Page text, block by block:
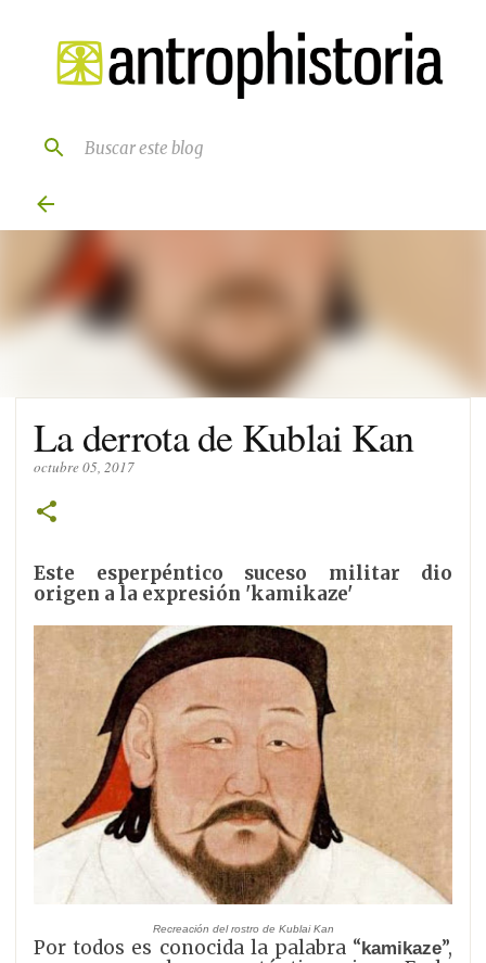
Ir al contenido principal
La derrota de Kublai Kan
octubre 05, 2017
Este esperpéntico suceso militar dio
origen a la expresión 'kamikaze'
Recreación del rostro de Kublai Kan
Por todos es conocida la palabra “kamikaze”,